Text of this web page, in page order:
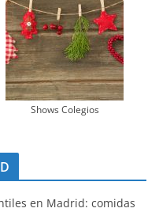
Shows Colegios
en Madrid: comidas